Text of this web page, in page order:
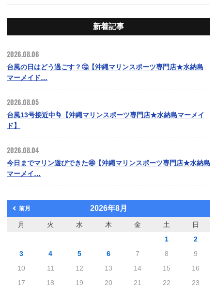
新着記事
2026.08.06
台風の日はどう過ごす？🤔【沖縄マリンスポーツ専門店★水納島
マーメイド…
2026.08.05
台風13号接近中🌀【沖縄マリンスポーツ専門店★水納島マーメイ
ド】
2026.08.04
今日までマリン遊びできた🤩【沖縄マリンスポーツ専門店★水納島
マーメイ…
前月 2026年8月
月 火 水 木 金 土
日
1
2
3
4 5 6 7 8
9
10
11 12 13 14 15
16
17
18 19 20 21 22 23